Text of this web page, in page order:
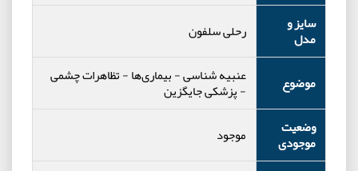
سایز و
مدل رحلی سلفون
موضوع عنبیه شناسی-بیماری‌ها-تظاهرات چشمی
-پزشکی جایگزین
وضعیت
موجودی
موجود